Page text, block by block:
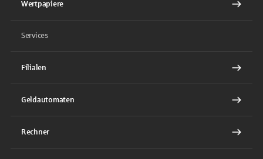
Wertpapiere
Services
Filialen
Geldautomaten
Rechner